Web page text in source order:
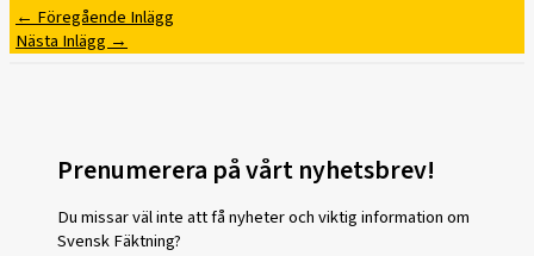
← Föregående Inlägg
Nästa Inlägg →
Prenumerera på vårt nyhetsbrev!
Du missar väl inte att få nyheter och viktig information om
Svensk Fäktning?